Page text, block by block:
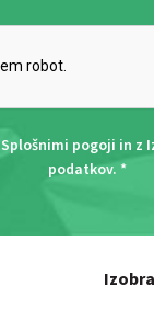
Splošnimi pogoji in z
podatkov. *